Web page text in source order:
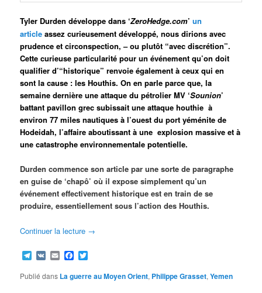
Tyler Durden développe dans ‘ZeroHedge.com’un
article assez curieusement développé, nous dirions avec
prudence et circonspection, – ou plutôt “avec discrétion”.
Cette curieuse particularité pour un événement qu’on doit
qualifier d’“historique” renvoie également à ceux qui en
sont la cause : les Houthis. On en parle parce que, la
semaine dernière une attaque du pétrolier MV ‘Sounion’
battant pavillon grec subissait une attaque houthie à
environ 77 miles nautiques à l’ouest du port yéménite de
Hodeidah, l’affaire aboutissant à une explosion massive et à
une catastrophe environnementale potentielle.
Durden commence son article par une sorte de paragraphe
en guise de ‘chapô’ où il expose simplement qu’un
événement effectivement historique est en train de se
produire, essentiellement sous l’action des Houthis.
Continuer la lecture →
Telegram
VK EmailFacebook
Publié dans La guerre au Moyen Orient, Philippe Grasset,Yemen